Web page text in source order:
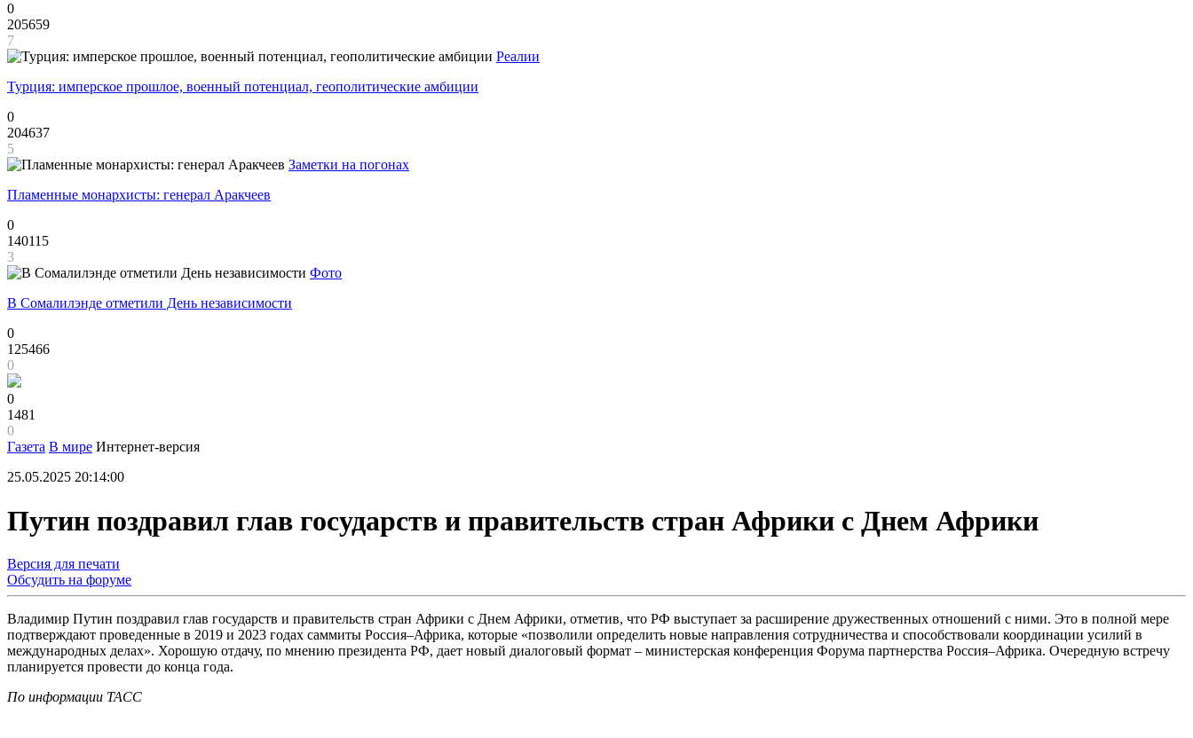
0
205659
7
Реалии
Турция: имперское прошлое, военный потенциал, геополитические амбиции
0
204637
5
Заметки на погонах
Пламенные монархисты: генерал Аракчеев
0
140115
3
Фото
В Сомалилэнде отметили День независимости
0
125466
0
0
1481
0
Газета В мире Интернет-версия
25.05.2025 20:14:00
Путин поздравил глав государств и правительств стран Африки с Днем Африки
Версия для печати
Обсудить на форуме
Владимир Путин поздравил глав государств и правительств стран Африки с Днем Африки, отметив, что РФ выступает за расширение дружественных отношений с ними. Это в полной мере
подтверждают проведенные в 2019 и 2023 годах саммиты Россия–Африка, которые «позволили определить новые направления сотрудничества и способствовали координации усилий в
международных делах». Хорошую отдачу, по мнению президента РФ, дает новый диалоговый формат – министерская конференция Форума партнерства Россия–Африка. Очередную встречу
планируется провести до конца года.
По информации ТАСС